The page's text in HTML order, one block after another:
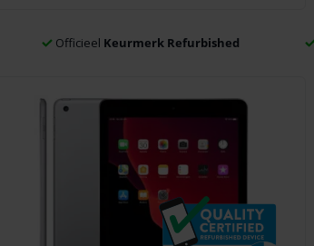
Officieel Keurmerk Refurbished